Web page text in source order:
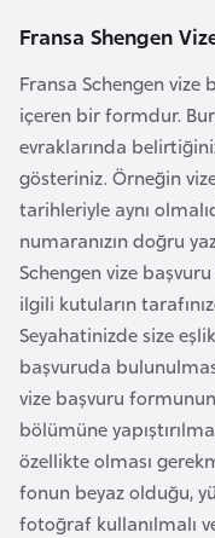
Fransa Shengen
Fransa Schengen
içeren bir formdur.
evraklarında
gösteriniz. Örneğin
tarihleriyle aynı
numaranızın doğru
Schengen vize
ilgili kutuların
Seyahatinizde size
başvuruda
vize başvuru
bölümüne
özellikte olması
fonun beyaz olduğu,
fotoğraf kullanılmalı
t
n
D
a
n
i
m
a
r
k
a